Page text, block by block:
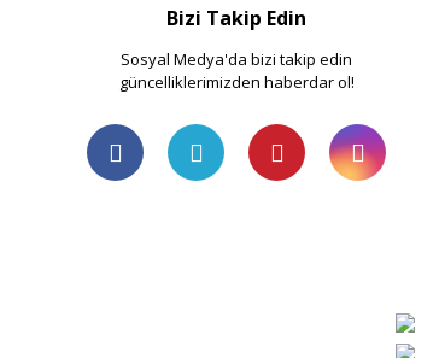
Bizi Takip Edin
Sosyal Medya'da bizi takip edin
güncelliklerimizden haberdar ol!